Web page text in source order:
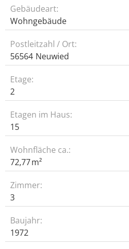
Gebäudeart:
Wohngebäude
Postleitzahl / Ort:
56564 Neuwied
Etage:
2
Etagen im Haus:
15
Wohnfläche ca.:
72,77 m²
Zimmer:
3
Baujahr:
1972